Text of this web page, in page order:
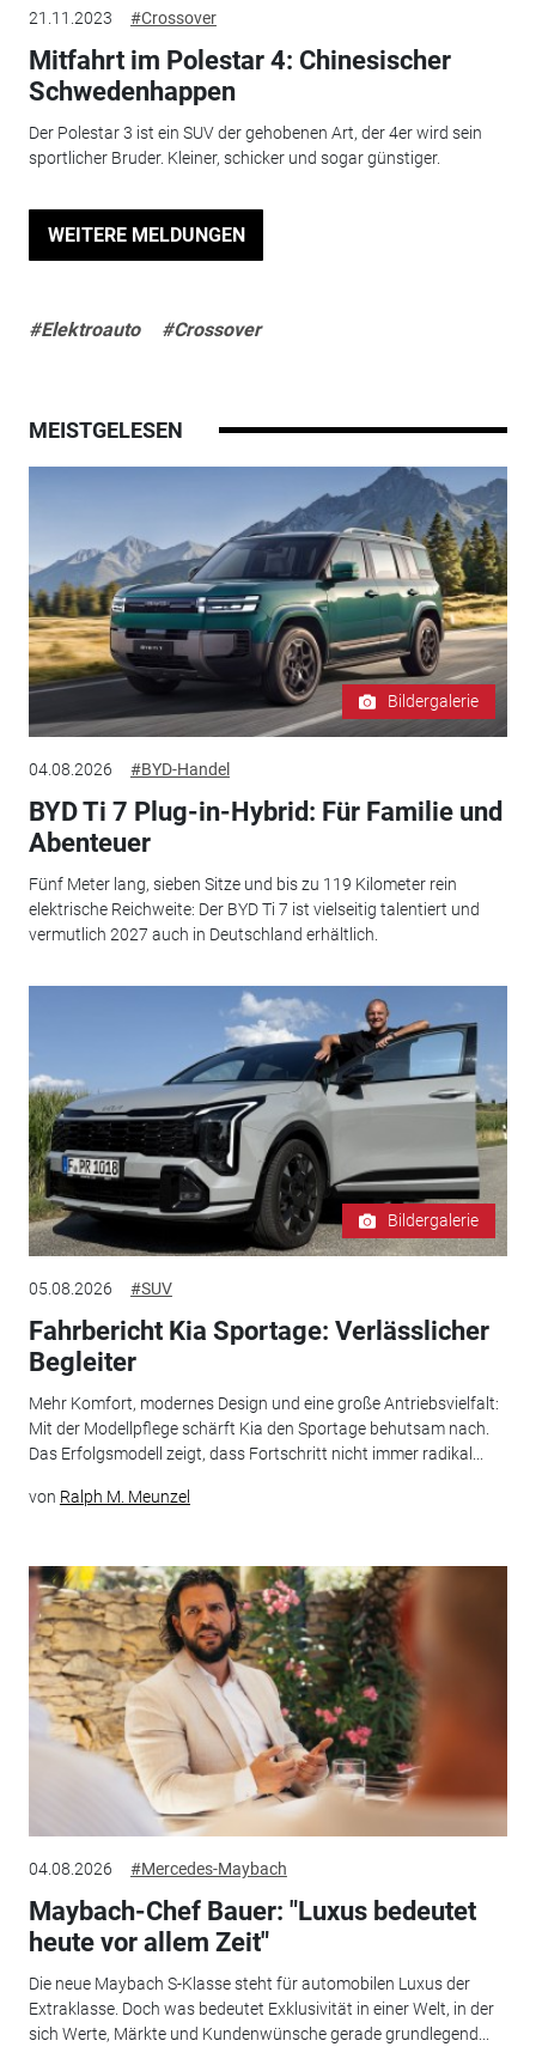
21.11.2023 #Crossover
Mitfahrt im Polestar 4: Chinesischer
Schwedenhappen
Der Polestar 3 ist ein SUV der gehobenen Art, der 4er wird sein
sportlicher Bruder. Kleiner, schicker und sogar günstiger.
WEITERE MELDUNGEN
#Elektroauto #Crossover
MEISTGELESEN
Bildergalerie
04.08.2026 #BYD-Handel
BYD Ti 7 Plug-in-Hybrid: Für Familie und
Abenteuer
Fünf Meter lang, sieben Sitze und bis zu 119 Kilometer rein
elektrische Reichweite: Der BYD Ti 7 ist vielseitig talentiert und
vermutlich 2027 auch in Deutschland erhältlich.
Bildergalerie
05.08.2026 #SUV
Fahrbericht Kia Sportage: Verlässlicher
Begleiter
Mehr Komfort, modernes Design und eine große Antriebsvielfalt:
Mit der Modellpflege schärft Kia den Sportage behutsam nach.
Das Erfolgsmodell zeigt, dass Fortschritt nicht immer radikal...
von Ralph M. Meunzel
04.08.2026 #Mercedes-Maybach
Maybach-Chef Bauer: "Luxus bedeutet
heute vor allem Zeit"
Die neue Maybach S-Klasse steht für automobilen Luxus der
Extraklasse. Doch was bedeutet Exklusivität in einer Welt, in der
sich Werte, Märkte und Kundenwünsche gerade grundlegend...